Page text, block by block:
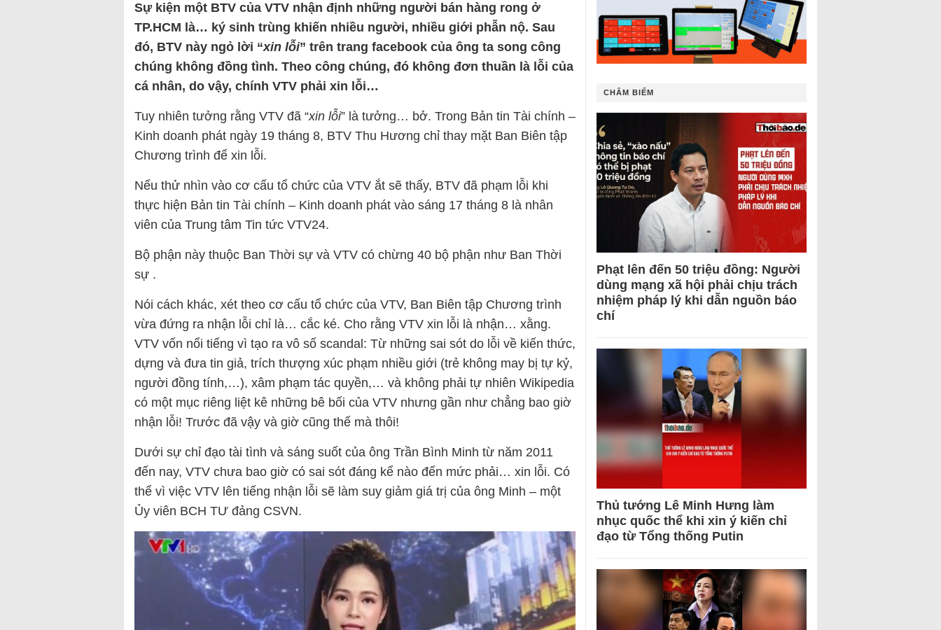
Sự kiện một BTV của VTV nhận định những người bán hàng rong ở
TP.HCM là… ký sinh trùng khiến nhiều người, nhiều giới phẫn nộ. Sau
đó, BTV này ngỏ lời “xin lỗi” trên trang facebook của ông ta song công
chúng không đồng tình. Theo công chúng, đó không đơn thuần là lỗi của
cá nhân, do vậy, chính VTV phải xin lỗi…
Tuy nhiên tưởng rằng VTV đã “xin lỗi” là tưởng… bở. Trong Bản tin Tài chính –
Kinh doanh phát ngày 19 tháng 8, BTV Thu Hương chỉ thay mặt Ban Biên tập
Chương trình để xin lỗi.
Nếu thử nhìn vào cơ cấu tổ chức của VTV ắt sẽ thấy, BTV đã phạm lỗi khi
thực hiện Bản tin Tài chính – Kinh doanh phát vào sáng 17 tháng 8 là nhân
viên của Trung tâm Tin tức VTV24.
Bộ phận này thuộc Ban Thời sự và VTV có chừng 40 bộ phận như Ban Thời
sự .
Nói cách khác, xét theo cơ cấu tổ chức của VTV, Ban Biên tập Chương trình
vừa đứng ra nhận lỗi chỉ là… cắc ké. Cho rằng VTV xin lỗi là nhận… xằng.
VTV vốn nổi tiếng vì tạo ra vô số scandal: Từ những sai sót do lỗi về kiến thức,
dựng và đưa tin giả, trích thượng xúc phạm nhiều giới (trẻ không may bị tự kỷ,
người đồng tính,…), xâm phạm tác quyền,… và không phải tự nhiên Wikipedia
có một mục riêng liệt kê những bê bối của VTV nhưng gần như chẳng bao giờ
nhận lỗi! Trước đã vậy và giờ cũng thế mà thôi!
Dưới sự chỉ đạo tài tình và sáng suốt của ông Trần Bình Minh từ năm 2011
đến nay, VTV chưa bao giờ có sai sót đáng kể nào đến mức phải… xin lỗi. Có
thể vì việc VTV lên tiếng nhận lỗi sẽ làm suy giảm giá trị của ông Minh – một
Ủy viên BCH TƯ đảng CSVN.
CHÂM BIẾM
Phạt lên đến 50 triệu đồng: Người
dùng mạng xã hội phải chịu trách
nhiệm pháp lý khi dẫn nguồn báo
chí
Thủ tướng Lê Minh Hưng làm
nhục quốc thể khi xin ý kiến chỉ
đạo từ Tổng thống Putin